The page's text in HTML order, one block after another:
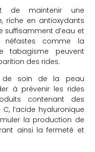
de maintenir une
riche en antioxydants
suffisamment d’eau et
comme la
tabagisme peuvent
des rides.
de soin de la peau
à prévenir les rides
contenant des
l’acide hyaluronique
la production de
ainsi la fermeté et